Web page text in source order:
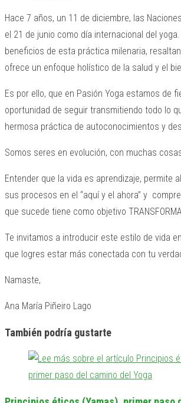
Hace 7 años, un 11 de diciembre, las
el 21 de junio como día internacional del
beneficios de esta práctica milenaria,
ofrece un enfoque holístico de la salud y el
Es por ello, que en Pasión Yoga estamos de
oportunidad de seguir transmitiendo todo lo
hermosa práctica de autoconocimientos y
Somos seres en evolución, con muchas
Entender que la vida es aprendizaje, permite
sus procesos en el “aquí y el ahora” y
que sucede tiene como objetivo
Te invitamos a introducir este estilo de vida
que logres estar más conectada con tu
Namaste,
Ana María Piñeiro Lago
También podría gustarte